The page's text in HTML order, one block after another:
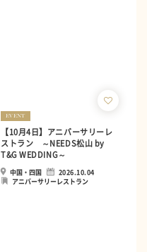
EVENT
【10月4日】アニバーサリーレ
ストラン ～NEEDS松山 by
T&G WEDDING～
中国・四国
2026.10.04
アニバーサリーレストラン